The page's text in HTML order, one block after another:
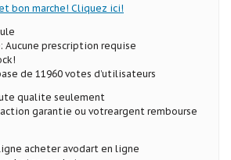
bon marche! Cliquez ici!
Aucune prescription requise
de 11960 votes d’utilisateurs
qualite seulement
garantie ou votreargent rembourse
acheter avodart en ligne